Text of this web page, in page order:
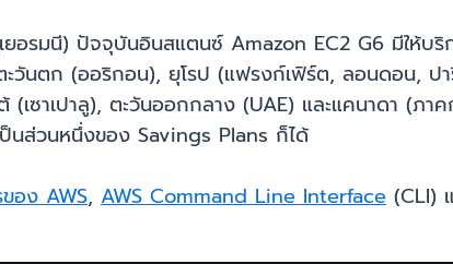
รมนี) ปัจจุบันอินสแตนซ์ Amazon EC2 G6 มีให้บริก
ะวันตก (ออริกอน), ยุโรป (แฟรงก์เฟิร์ต, ลอนดอน, ป
(เซาเปาลู), ตะวันออกกลาง (UAE) และแคนาดา (ภ
ส่วนหนึ่งของ Savings Plans ก็ได้
อง AWS, AWS Command Line Interface (CLI)